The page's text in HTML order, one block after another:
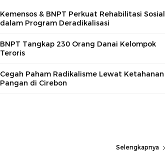
Kemensos & BNPT Perkuat Rehabilitasi Sosial
dalam Program Deradikalisasi
BNPT Tangkap 230 Orang Danai Kelompok
Teroris
Cegah Paham Radikalisme Lewat Ketahanan
Pangan di Cirebon
Selengkapnya